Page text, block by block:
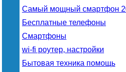
Самый мощный смартфон
Бесплатные телефоны
Смартфоны
wi-fi роутер, настройки
Бытовая техника помощь